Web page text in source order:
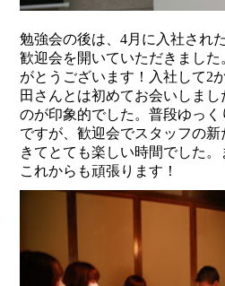
勉強会の後は、4月に入社され
歓迎会を開いていただきました
がとうございます！入社して2
田さんとは初めてお会いしま
のが印象的でした。普段ゆっ
ですが、歓迎会でスタッフの
きてとても楽しい時間でした。
これからも頑張ります！